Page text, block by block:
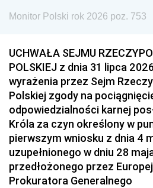
Monitor Polski rok 2026 poz. 753
UCHWAŁA SEJMU
POLSKIEJ z dnia 31 lipca
wyrażenia przez Sejm
Polskiej zgody na
odpowiedzialności karnej
Króla za czyn określony w
pierwszym wniosku z dnia 4
uzupełnionego w dniu 28
przedłożonego przez
Prokuratora Generalnego